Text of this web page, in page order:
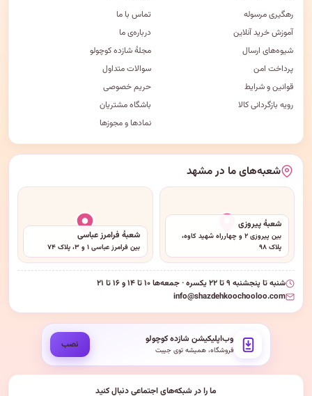
رهگیری مرسوله
آموزش خرید آنلاین
شیوه‌های ارسال
پرداخت امن
قوانین و شرایط
رویه بازگردانی کالا
تماس با ما
درباره‌ی ما
مجلهٔ شازده کوچولو
سوالات متداول
حریم خصوصی
باشگاه مشتریان
نمادها و مجوزها
شعبه‌های ما در مشهد
شعبهٔ پیروزی
بین پیروزی ۲ و چهارراه شهید کاوه،
پلاک ۹۸
شعبهٔ فرامرز عباسی
بین فرامرز عباسی ۱ و ۳، پلاک ۷۴
شنبه تا پنجشنبه ۹ تا ۲۲ یکسره · جمعه‌ها ۱۰ تا ۱۴ و ۱۶ تا ۲۱
info@shazdehkoochooloo.com
وب‌اپلیکیشن شازده کوچولو
فروشگاه، همیشه توی جیبت نصب
ما را در شبکه‌های اجتماعی دنبال کنید